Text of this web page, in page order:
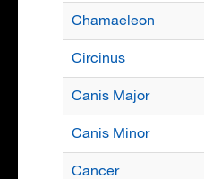
Chamaeleon
Circinus
Canis Major
Canis Minor
Cancer